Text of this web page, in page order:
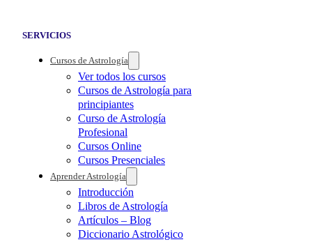
SERVICIOS
Cursos de Astrología
Ver todos los cursos
Cursos de Astrología para
principiantes
Curso de Astrología
Profesional
Cursos Online
Cursos Presenciales
Aprender Astrología
Introducción
Libros de Astrología
Artículos – Blog
Diccionario Astrológico